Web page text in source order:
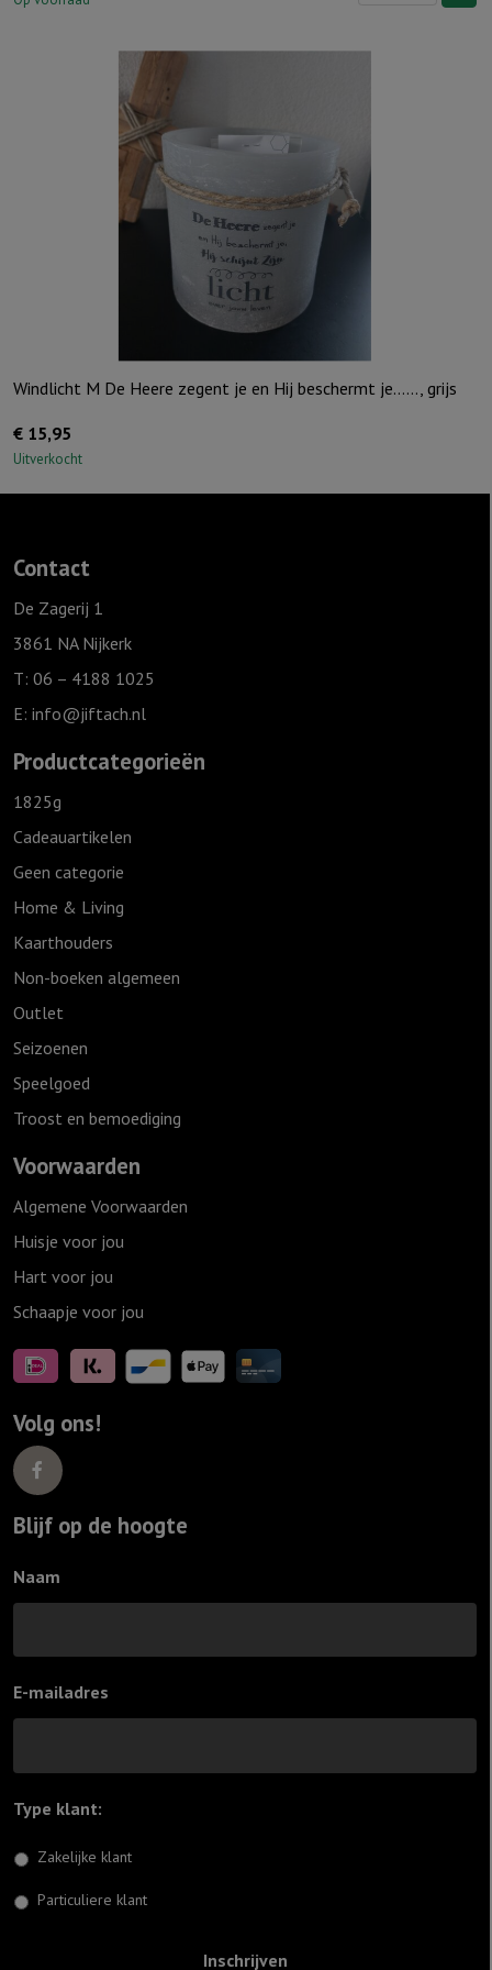
Ivoor
aantal
Windlicht M De Heere zegent je en Hij beschermt je……, grijs
€ 15,95
Uitverkocht
Contact
De Zagerij 1
3861 NA Nijkerk
T: 06 – 4188 1025
E: info@jiftach.nl
Productcategorieën
1825g
Cadeauartikelen
Geen categorie
Home & Living
Kaarthouders
Non-boeken algemeen
Outlet
Seizoenen
Speelgoed
Troost en bemoediging
Voorwaarden
Algemene Voorwaarden
Huisje voor jou
Hart voor jou
Schaapje voor jou
Volg ons!
Blijf op de hoogte
Naam
E-mailadres
Type klant:
Zakelijke klant
Particuliere klant